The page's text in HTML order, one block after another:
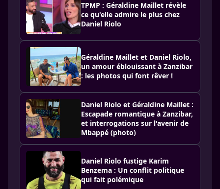
TPMP : Géraldine Maillet révèle
ce qu'elle admire le plus chez
Daniel Riolo
Géraldine Maillet et Daniel Riolo,
un amour éblouissant à Zanzibar
: les photos qui font rêver !
Daniel Riolo et Géraldine Maillet :
Escapade romantique à Zanzibar,
et interrogations sur l'avenir de
Mbappé (photo)
Daniel Riolo fustige Karim
Benzema : Un conflit politique
qui fait polémique